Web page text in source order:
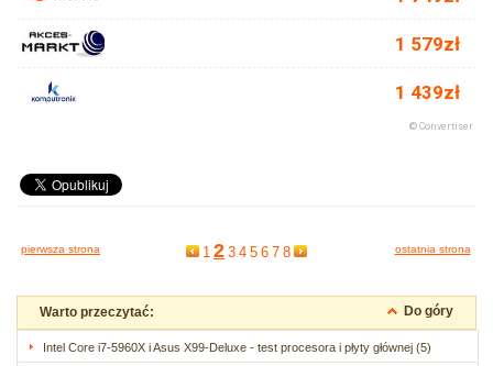
pierwsza strona 1 2 3 4 5 6 7 8 ostatnia strona
Warto przeczytać: Do góry
Intel Core i7-5960X i Asus X99-Deluxe - test procesora i płyty głównej (5)